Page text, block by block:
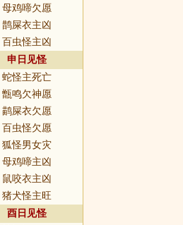
母鸡啼欠愿
鹊屎衣主凶
百虫怪主凶
申日见怪
蛇怪主死亡
甑鸣欠神愿
鹋屎衣欠愿
百虫怪欠愿
狐怪男女灾
母鸡啼主凶
鼠咬衣主凶
猪犬怪主旺
酉日见怪